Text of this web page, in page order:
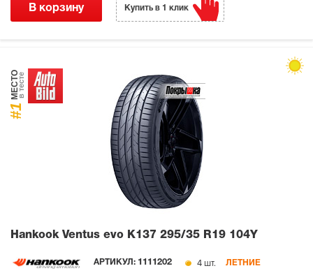
В корзину Купить в 1 клик
#1
МЕСТОв тесте
Hankook Ventus evo K137 295/35 R19 104Y
АРТИКУЛ: 1111202 4 шт. ЛЕТНИЕ